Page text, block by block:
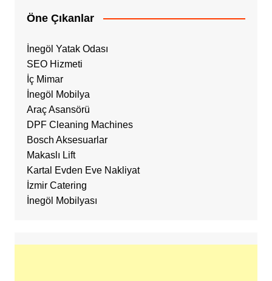
Öne Çıkanlar
İnegöl Yatak Odası
SEO Hizmeti
İç Mimar
İnegöl Mobilya
Araç Asansörü
DPF Cleaning Machines
Bosch Aksesuarlar
Makaslı Lift
Kartal Evden Eve Nakliyat
İzmir Catering
İnegöl Mobilyası